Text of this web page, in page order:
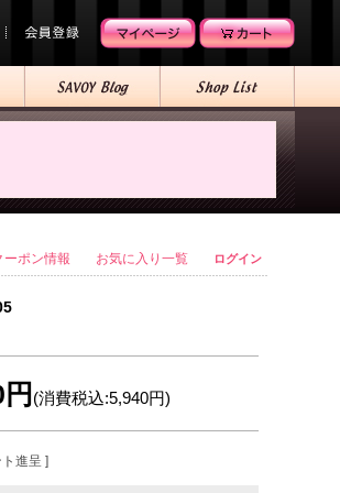
ーポン情報 お気に入り一覧 ログイン
(消費税込:5,940円)
進呈 ]